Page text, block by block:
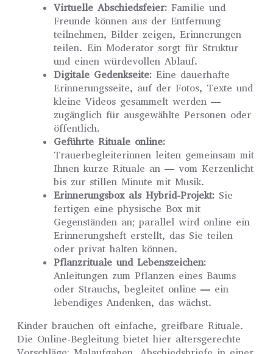
Virtuelle Abschiedsfeier: Familie und
Freunde können aus der Entfernung
teilnehmen, Bilder zeigen, Erinnerungen
teilen. Ein Moderator sorgt für Struktur
und einen würdevollen Ablauf.
Digitale Gedenkseite: Eine dauerhafte
Erinnerungsseite, auf der Fotos, Texte und
kleine Videos gesammelt werden —
zugänglich für ausgewählte Personen oder
öffentlich.
Geführte Rituale online:
Trauerbegleiterinnen leiten gemeinsam mit
Ihnen kurze Rituale an — vom Kerzenlicht
bis zur stillen Minute mit Musik.
Erinnerungsbox als Hybrid-Projekt: Sie
fertigen eine physische Box mit
Gegenständen an; parallel wird online ein
Erinnerungsheft erstellt, das Sie teilen
oder privat halten können.
Pflanzrituale und Lebenszeichen:
Anleitungen zum Pflanzen eines Baums
oder Strauchs, begleitet online — ein
lebendiges Andenken, das wächst.
Kinder brauchen oft einfache, greifbare Rituale.
Die Online-Begleitung bietet hier altersgerechte